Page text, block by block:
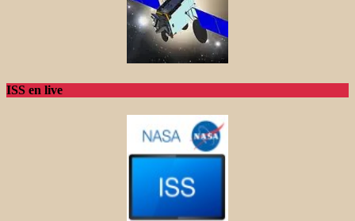
ISS en live